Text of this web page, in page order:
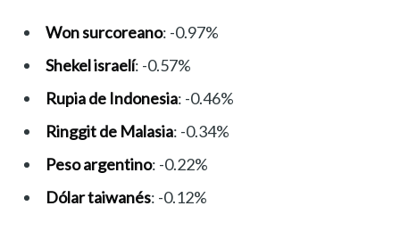
Won surcoreano: -0.97%
Shekel israelí: -0.57%
Rupia de Indonesia: -0.46%
Ringgit de Malasia: -0.34%
Peso argentino: -0.22%
Dólar taiwanés: -0.12%